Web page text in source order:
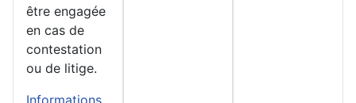
être engagée
en cas de
contestation
ou de litige.
Informations